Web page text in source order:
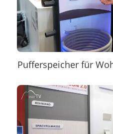
Pufferspeicher für